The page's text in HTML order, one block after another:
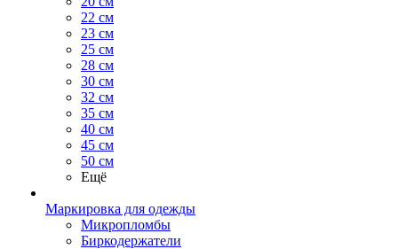
22 см
23 см
25 см
28 см
30 см
32 см
35 см
40 см
45 см
50 см
Ещё
Маркировка для одежды
Микропломбы
Биркодержатели